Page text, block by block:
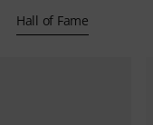
Hall of Fame